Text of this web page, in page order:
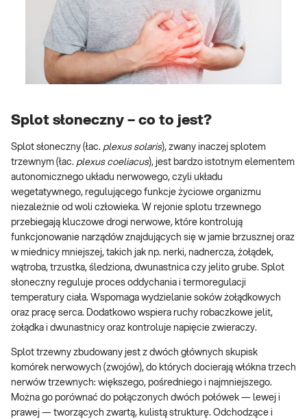
Splot słoneczny – co to jest?
Splot słoneczny (łac. plexus solaris), zwany inaczej splotem
trzewnym (łac. plexus coeliacus), jest bardzo istotnym elementem
autonomicznego układu nerwowego, czyli układu
wegetatywnego, regulującego funkcje życiowe organizmu
niezależnie od woli człowieka. W rejonie splotu trzewnego
przebiegają kluczowe drogi nerwowe, które kontrolują
funkcjonowanie narządów znajdujących się w jamie brzusznej oraz
w miednicy mniejszej, takich jak np. nerki, nadnercza, żołądek,
wątroba, trzustka, śledziona, dwunastnica czy jelito grube. Splot
słoneczny reguluje proces oddychania i termoregulacji
temperatury ciała. Wspomaga wydzielanie soków żołądkowych
oraz pracę serca. Dodatkowo wspiera ruchy robaczkowe jelit,
żołądka i dwunastnicy oraz kontroluje napięcie zwieraczy.
Splot trzewny zbudowany jest z dwóch głównych skupisk
komórek nerwowych (zwojów), do których docierają włókna trzech
nerwów trzewnych: większego, pośredniego i najmniejszego.
Można go porównać do połączonych dwóch połówek — lewej i
prawej — tworzących zwartą, kulistą strukturę. Odchodzące i